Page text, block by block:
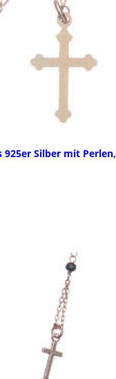
925er Silber mit Perlen,